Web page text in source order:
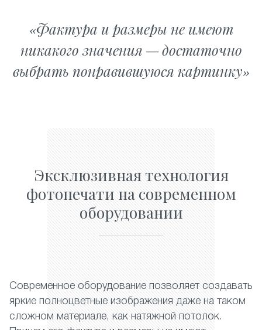
Фактура и размеры не имеют
никакого значения — достаточно
выбрать понравившуюся картинку
Эксклюзивная технология
фотопечати на современном
оборудовании
Современное оборудование позволяет создавать
яркие полноцветные изображения даже на таком
сложном материале, как натяжной потолок.